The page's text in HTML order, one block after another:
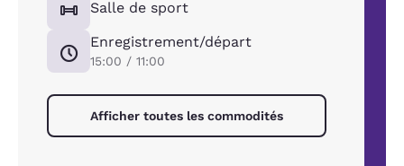
Salle de sport
Enregistrement/départ
15:00 / 11:00
Afficher toutes les commodités